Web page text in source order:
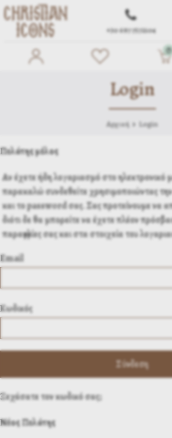
+30 697 7572104
0
Login
Αρχική Login
Πελάτης μέλος
Αν έχετε ήδη λογαριασμό στο
παρακαλώ συνδεθείτε χρησιμοποιώντας
και το password σας. Σας προτείνουμε να
διότι δε θα μπορείτε να έχετε πλέον
παραγγελίες σας και στα στοιχεία του
Email
Κωδικός
Ξεχάσατε τον κωδικό σας;
Νέος Πελάτης